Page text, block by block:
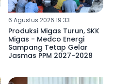
6 Agustus 2026 19:33
Produksi Migas Turun, SKK
Migas - Medco Energi
Sampang Tetap Gelar
Jasmas PPM 2027-2028